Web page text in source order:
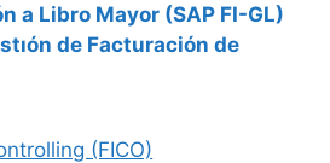
a Libro Mayor (SAP FI-GL)
de Facturación de
(FICO)